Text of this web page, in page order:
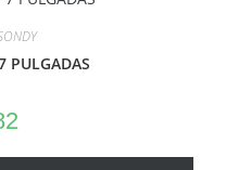
PULGADAS